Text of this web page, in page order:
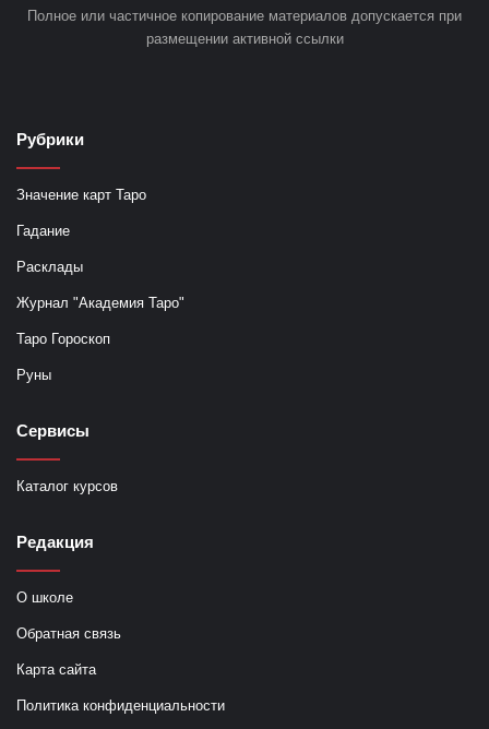
Полное или частичное копирование материалов допускается при
размещении активной ссылки
Рубрики
Значение карт Таро
Гадание
Расклады
Журнал "Академия Таро"
Таро Гороскоп
Руны
Сервисы
Каталог курсов
Редакция
О школе
Обратная связь
Карта сайта
Политика конфиденциальности